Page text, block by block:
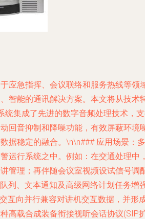
急指挥、会议联络和服务热线等
能的通讯解决方案。本文将从技
集成了先进的数字音频处理技术，
音抑制和降噪功能，有效屏蔽环
据稳定的融合。\n\n### 应用场景：
行系统之中。例如：在交通处理
理；再伴随会议室视频设试信号调
、文本通知及高级网络计划任务
向并行兼容对讲机交互数据，并形
载合成装备衔接视听会话协议(SIP